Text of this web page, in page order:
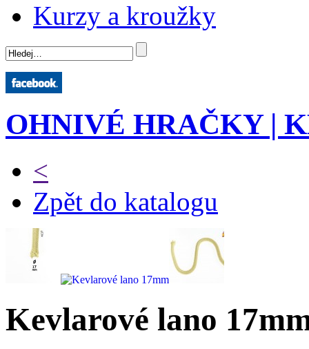
Kurzy a kroužky
OHNIVÉ HRAČKY |
<
Zpět do katalogu
Kevlarové lano